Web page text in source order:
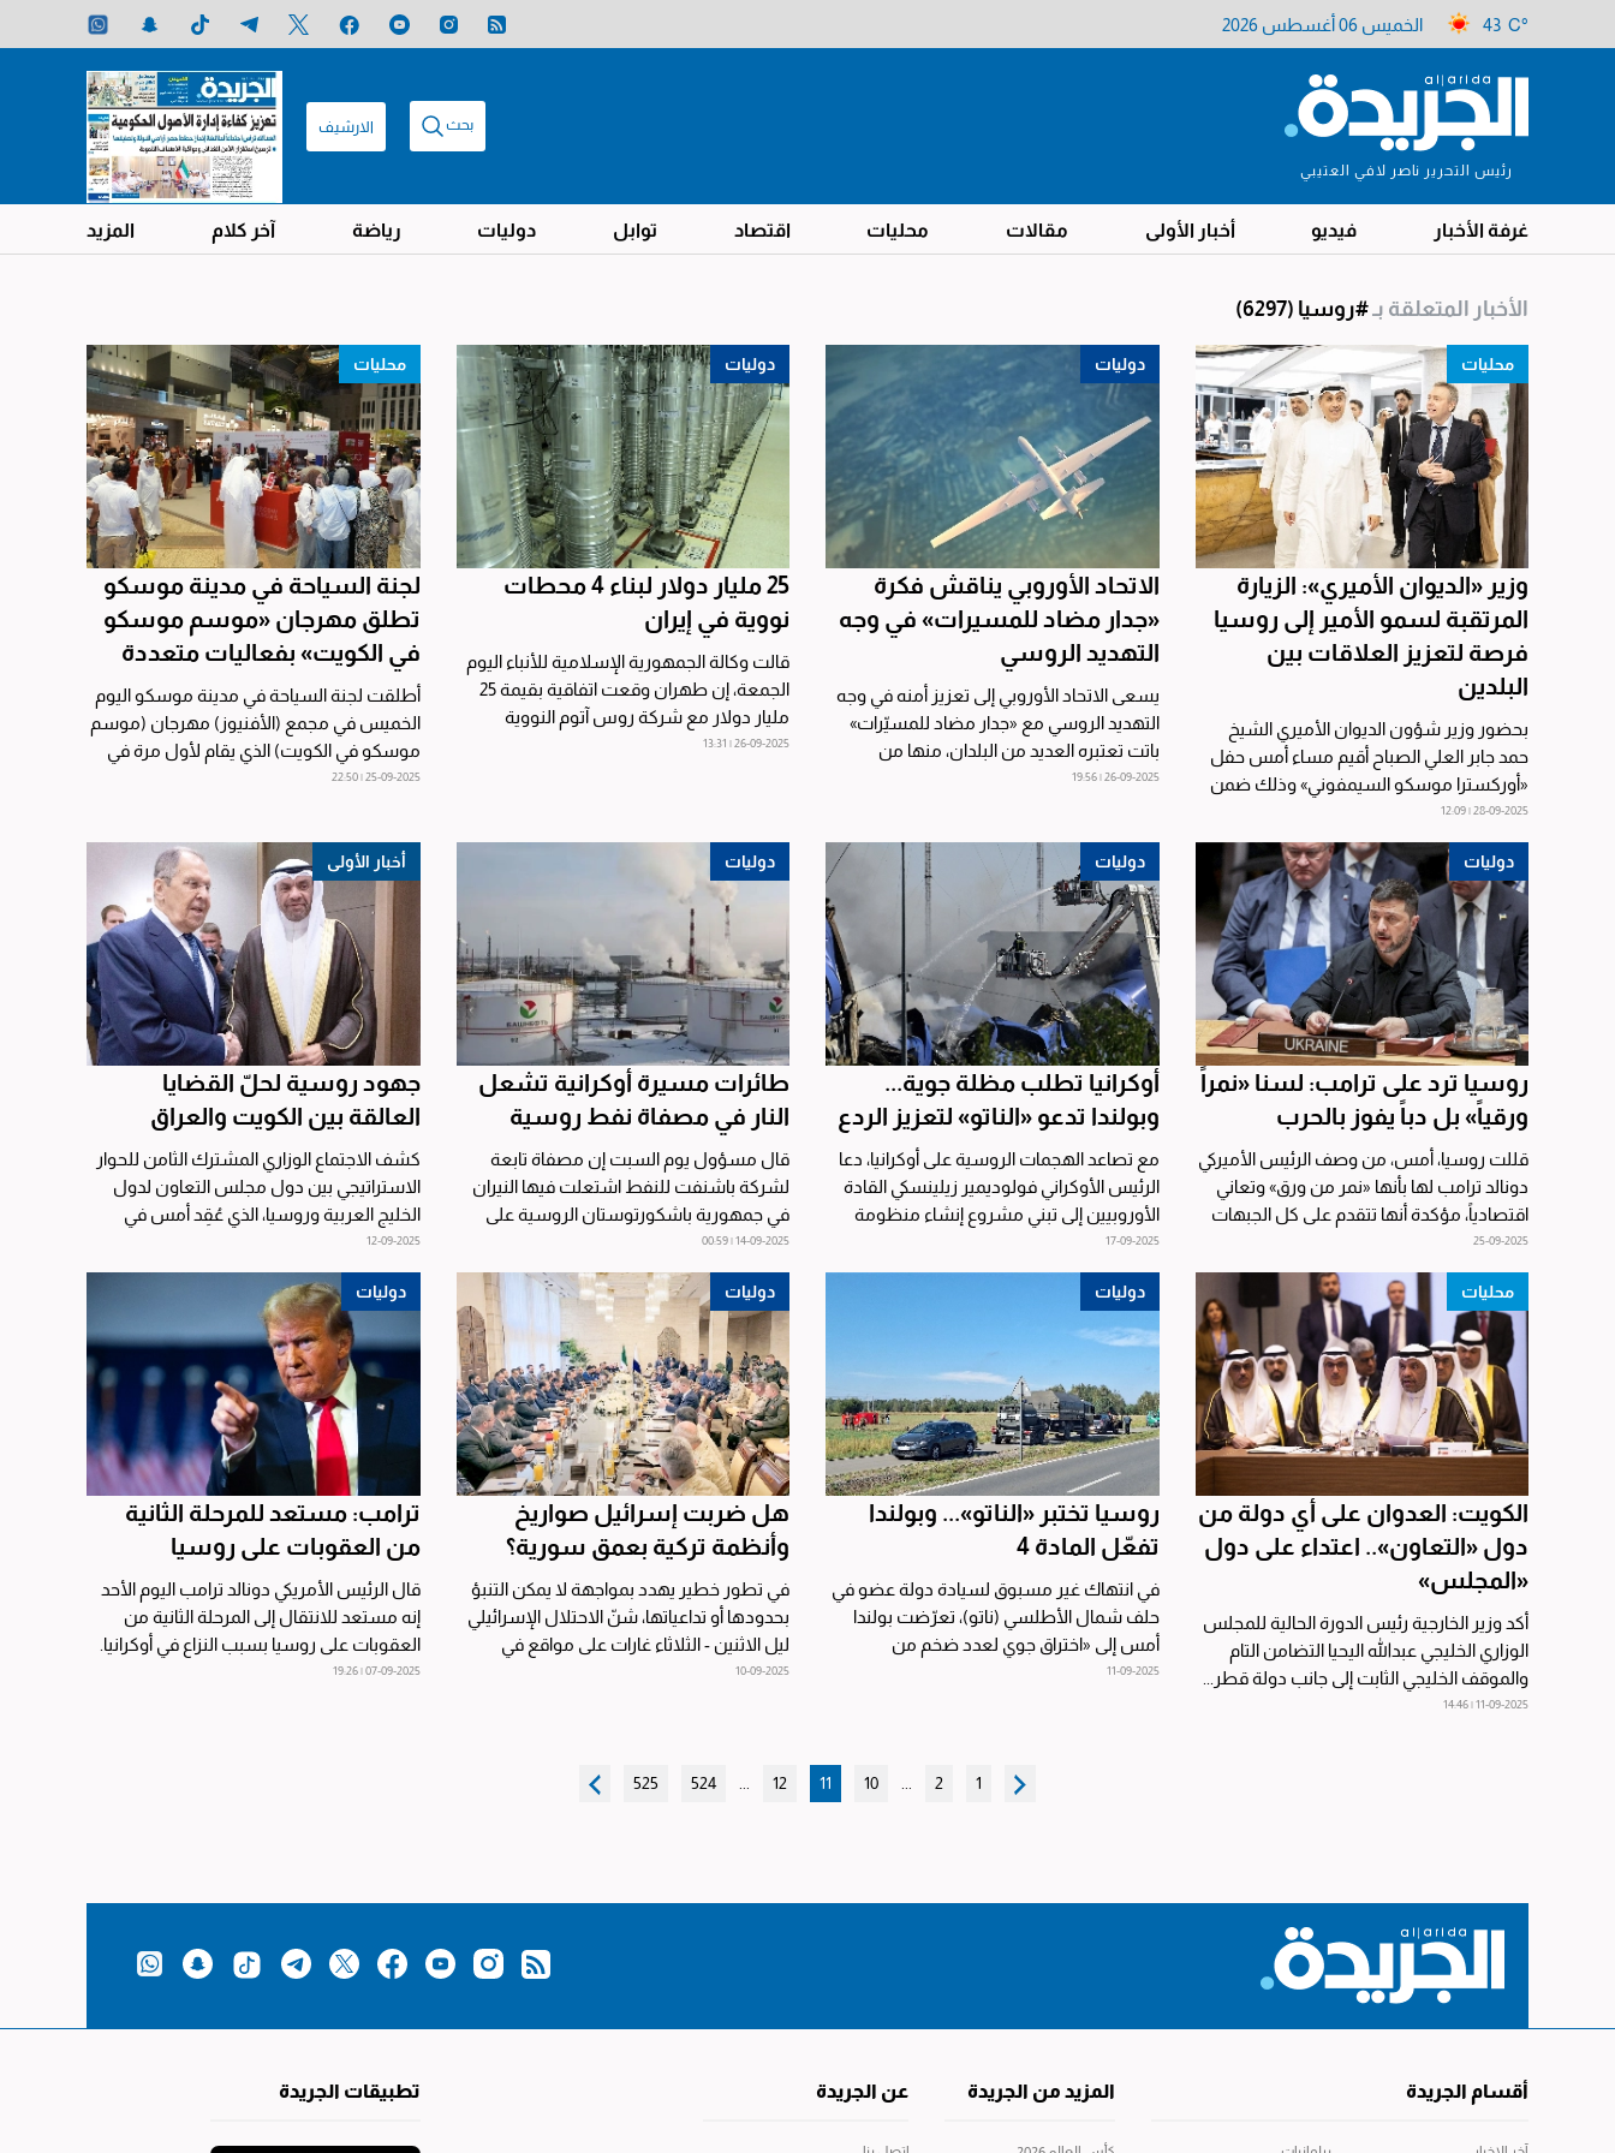
43 C° الخميس 06 أغسطس 2026
رئيس التحرير ناصر لافي العتيبي
بحث الارشيف
غرفة الأخبار فيديو أخبار الأولى مقالات محليات اقتصاد توابل دوليات رياضة آخر كلام المزيد
الأخبار المتعلقة بـ#روسيا (6297)
محليات
وزير «الديوان الأميري»: الزيارة
المرتقبة لسمو الأمير إلى روسيا
فرصة لتعزيز العلاقات بين
البلدين
بحضور وزير شؤون الديوان الأميري الشيخ
حمد جابر العلي الصباح أقيم مساء أمس حفل
«أوركسترا موسكو السيمفوني» وذلك ضمن
فعاليات مهرجان «مواسم...
28-09-2025 | 12:09
دوليات
الاتحاد الأوروبي يناقش فكرة
«جدار مضاد للمسيرات» في وجه
التهديد الروسي
يسعى الاتحاد الأوروبي إلى تعزيز أمنه في وجه
التهديد الروسي مع «جدار مضاد للمسيّرات»
باتت تعتبره العديد من البلدان، منها من
تعرّض...
26-09-2025 | 19:56
دوليات
25 مليار دولار لبناء 4 محطات
نووية في إيران
قالت وكالة الجمهورية الإسلامية للأنباء اليوم
الجمعة، إن طهران وقعت اتفاقية بقيمة 25
مليار دولار مع شركة روس آتوم النووية
الحكومية...
26-09-2025 | 13:31
محليات
لجنة السياحة في مدينة موسكو
تطلق مهرجان «موسم موسكو
في الكويت» بفعاليات متعددة
أطلقت لجنة السياحة في مدينة موسكو اليوم
الخميس في مجمع (الأفنيوز) مهرجان (موسم
موسكو في الكويت) الذي يقام لأول مرة في
الشرق الأوسط ويستمر...
25-09-2025 | 22:50
دوليات
روسيا ترد على ترامب: لسنا «نمراً
ورقياً» بل دباً يفوز بالحرب
قللت روسيا، أمس، من وصف الرئيس الأميركي
دونالد ترامب لها بأنها «نمر من ورق» وتعاني
اقتصادياً، مؤكدة أنها تتقدم على كل الجبهات
في...
25-09-2025
دوليات
أوكرانيا تطلب مظلة جوية...
وبولندا تدعو «الناتو» لتعزيز الردع
مع تصاعد الهجمات الروسية على أوكرانيا، دعا
الرئيس الأوكراني فولوديمير زيلينسكي القادة
الأوروبيين إلى تبني مشروع إنشاء منظومة
دفاع جوي...
17-09-2025
دوليات
طائرات مسيرة أوكرانية تشعل
النار في مصفاة نفط روسية
قال مسؤول يوم السبت إن مصفاة تابعة
لشركة باشنفت للنفط اشتعلت فيها النيران
في جمهورية باشكورتوستان الروسية على
نهر فولجا بعد هجوم بطائرة...
14-09-2025 | 00:59
أخبار الأولى
جهود روسية لحلّ القضايا
العالقة بين الكويت والعراق
كشف الاجتماع الوزاري المشترك الثامن للحوار
الاستراتيجي بين دول مجلس التعاون لدول
الخليج العربية وروسيا، الذي عُقِد أمس في
مدينة سوتشي...
12-09-2025
محليات
الكويت: العدوان على أي دولة من
دول «التعاون».. اعتداء على دول
«المجلس»
أكد وزير الخارجية رئيس الدورة الحالية للمجلس
الوزاري الخليجي عبدالله اليحيا التضامن التام
والموقف الخليجي الثابت إلى جانب دولة قطر...
11-09-2025 | 14:46
دوليات
روسيا تختبر «الناتو»... وبولندا
تفعّل المادة 4
في انتهاك غير مسبوق لسيادة دولة عضو في
حلف شمال الأطلسي (ناتو)، تعرّضت بولندا
أمس إلى «اختراق جوي لعدد ضخم من
الطائرات المسيّرة شكّل بعضها...
11-09-2025
دوليات
هل ضربت إسرائيل صواريخ
وأنظمة تركية بعمق سورية؟
في تطور خطير يهدد بمواجهة لا يمكن التنبؤ
بحدودها أو تداعياتها، شنّ الاحتلال الإسرائيلي
ليل الاثنين - الثلاثاء غارات على مواقع في
عمق...
10-09-2025
دوليات
ترامب: مستعد للمرحلة الثانية
من العقوبات على روسيا
قال الرئيس الأمريكي دونالد ترامب اليوم الأحد
إنه مستعد للانتقال إلى المرحلة الثانية من
العقوبات على روسيا بسبب النزاع في أوكرانيا.
07-09-2025 | 19:26
1
2
10
11
12
524
525
أقسام الجريدة المزيد من الجريدة عن الجريدة تطبيقات الجريدة